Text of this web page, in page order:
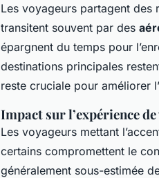
Les voyageurs partagent des
transitent souvent par des
épargnent du temps pour
destinations principales
reste cruciale pour améliorer l’
Impact sur l’expérience de
Les voyageurs mettant
certains compromettent le
généralement sous-estimée